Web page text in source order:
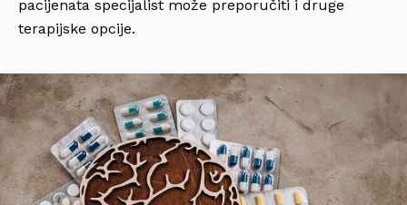
pacijenata specijalist može preporučiti i druge
terapijske opcije.